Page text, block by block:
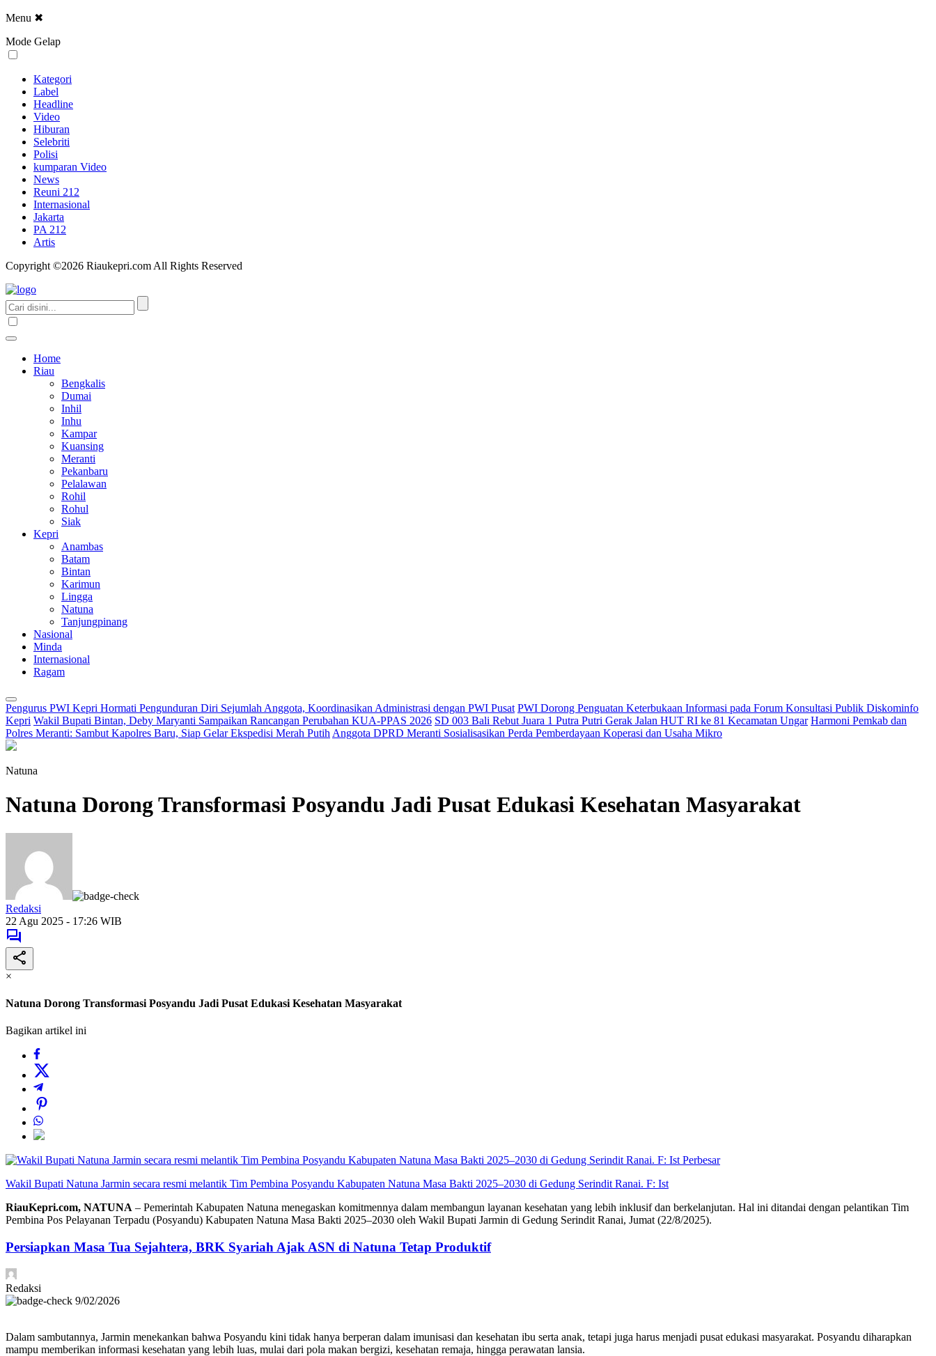
Menu ✖
Mode Gelap
Kategori
Label
Headline
Video
Hiburan
Selebriti
Polisi
kumparan Video
News
Reuni 212
Internasional
Jakarta
PA 212
Artis
Copyright ©2026 Riaukepri.com All Rights Reserved
Home
Riau
Bengkalis
Dumai
Inhil
Inhu
Kampar
Kuansing
Meranti
Pekanbaru
Pelalawan
Rohil
Rohul
Siak
Kepri
Anambas
Batam
Bintan
Karimun
Lingga
Natuna
Tanjungpinang
Nasional
Minda
Internasional
Ragam
Pengurus PWI Kepri Hormati Pengunduran Diri Sejumlah Anggota, Koordinasikan Administrasi dengan PWI Pusat PWI Dorong Penguatan Keterbukaan Informasi pada Forum Konsultasi Publik Diskominfo
Kepri Wakil Bupati Bintan, Deby Maryanti Sampaikan Rancangan Perubahan KUA-PPAS 2026 SD 003 Bali Rebut Juara 1 Putra Putri Gerak Jalan HUT RI ke 81 Kecamatan Ungar Harmoni Pemkab dan
Polres Meranti: Sambut Kapolres Baru, Siap Gelar Ekspedisi Merah Putih Anggota DPRD Meranti Sosialisasikan Perda Pemberdayaan Koperasi dan Usaha Mikro
Natuna
Natuna Dorong Transformasi Posyandu Jadi Pusat Edukasi Kesehatan Masyarakat
Redaksi
22 Agu 2025 - 17:26 WIB
×
Natuna Dorong Transformasi Posyandu Jadi Pusat Edukasi Kesehatan Masyarakat
Bagikan artikel ini
Perbesar
Wakil Bupati Natuna Jarmin secara resmi melantik Tim Pembina Posyandu Kabupaten Natuna Masa Bakti 2025–2030 di Gedung Serindit Ranai. F: Ist
RiauKepri.com, NATUNA – Pemerintah Kabupaten Natuna menegaskan komitmennya dalam membangun layanan kesehatan yang lebih inklusif dan berkelanjutan. Hal ini ditandai dengan pelantikan Tim
Pembina Pos Pelayanan Terpadu (Posyandu) Kabupaten Natuna Masa Bakti 2025–2030 oleh Wakil Bupati Jarmin di Gedung Serindit Ranai, Jumat (22/8/2025).
Persiapkan Masa Tua Sejahtera, BRK Syariah Ajak ASN di Natuna Tetap Produktif
Redaksi
9/02/2026
Dalam sambutannya, Jarmin menekankan bahwa Posyandu kini tidak hanya berperan dalam imunisasi dan kesehatan ibu serta anak, tetapi juga harus menjadi pusat edukasi masyarakat. Posyandu diharapkan
mampu memberikan informasi kesehatan yang lebih luas, mulai dari pola makan bergizi, kesehatan remaja, hingga perawatan lansia.